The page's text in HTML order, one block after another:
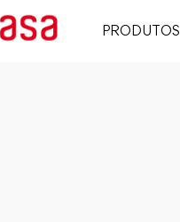
PRODUTOS